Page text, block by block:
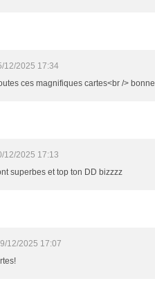
12/2025 17:34
ces magnifiques cartes<br />
12/2025 17:13
superbes et top ton DD bizzzz
12/2025 17:07